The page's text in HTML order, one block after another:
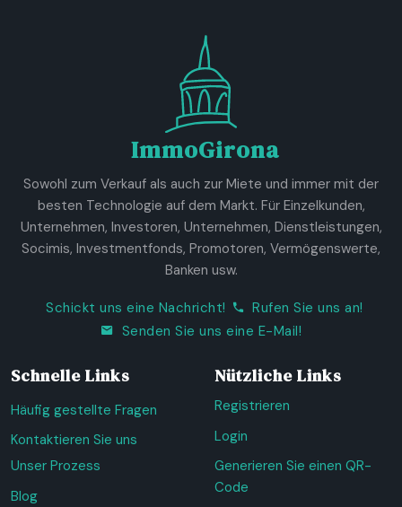
ImmoGirona
Sowohl zum Verkauf als auch zur Miete und immer mit der
besten Technologie auf dem Markt. Für Einzelkunden,
Unternehmen, Investoren, Unternehmen, Dienstleistungen,
Socimis, Investmentfonds, Promotoren, Vermögenswerte,
Banken usw.
Schickt uns eine Nachricht!
Rufen Sie uns an!
Senden Sie uns eine E-Mail!
Schnelle Links
Häufig gestellte Fragen
Kontaktieren Sie uns
Unser Prozess
Blog
Nützliche Links
Registrieren
Login
Generieren Sie einen QR-
Code